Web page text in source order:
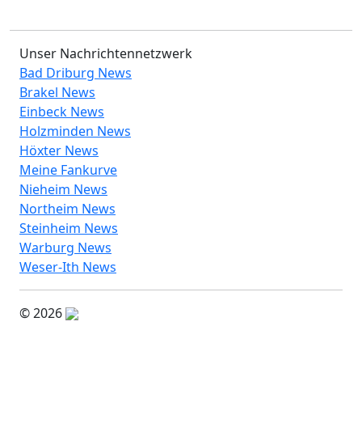
Unser Nachrichtennetzwerk
Bad Driburg News
Brakel News
Einbeck News
Holzminden News
Höxter News
Meine Fankurve
Nieheim News
Northeim News
Steinheim News
Warburg News
Weser-Ith News
© 2026